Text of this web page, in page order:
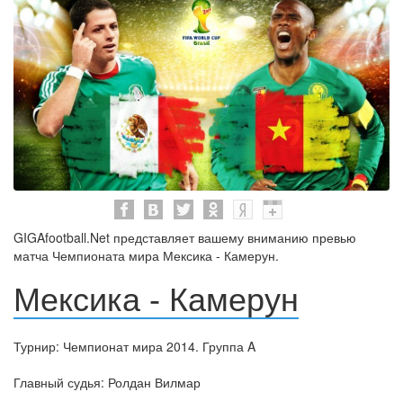
GIGAfootball.Net представляет вашему вниманию превью
матча Чемпионата мира Мексика - Камерун.
Мексика - Камерун
Турнир: Чемпионат мира 2014. Группа A
Главный судья: Ролдан Вилмар